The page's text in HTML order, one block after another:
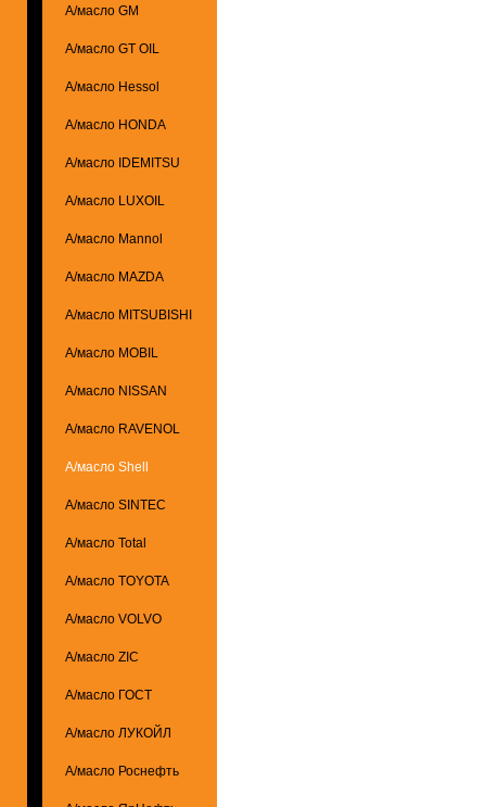
А/масло GM
А/масло GT OIL
А/масло Hessol
А/масло HONDA
А/масло IDEMITSU
А/масло LUXOIL
А/масло Mannol
А/масло MAZDA
А/масло MITSUBISHI
А/масло MOBIL
А/масло NISSAN
А/масло RAVENOL
А/масло Shell
А/масло SINTEC
А/масло Total
А/масло TOYOTA
А/масло VOLVO
А/масло ZIC
А/масло ГОСТ
А/масло ЛУКОЙЛ
А/масло Роснефть